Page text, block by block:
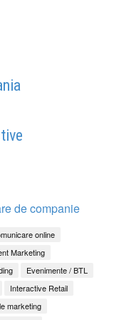
de companie
online
Marketing
Evenimente / BTL
Interactive Retail
marketing